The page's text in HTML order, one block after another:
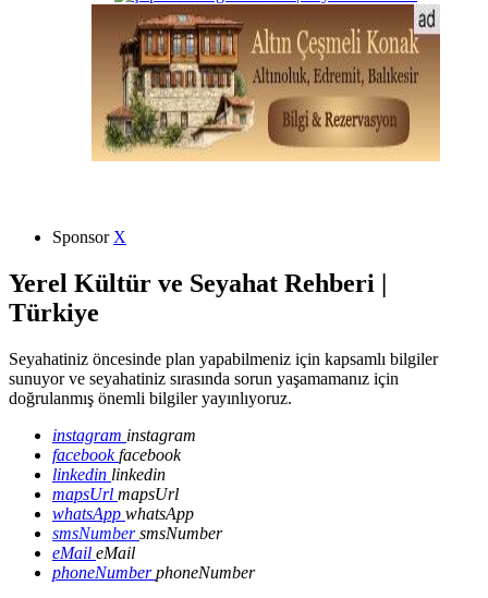
Sponsor X
Yerel Kültür ve Seyahat Rehberi |
Türkiye
Seyahatiniz öncesinde plan yapabilmeniz için kapsamlı bilgiler
sunuyor ve seyahatiniz sırasında sorun yaşamamanız için
doğrulanmış önemli bilgiler yayınlıyoruz.
instagram instagram
facebookfacebook
linkedin linkedin
mapsUrl mapsUrl
whatsApp whatsApp
smsNumbersmsNumber
eMail eMail
phoneNumberphoneNumber